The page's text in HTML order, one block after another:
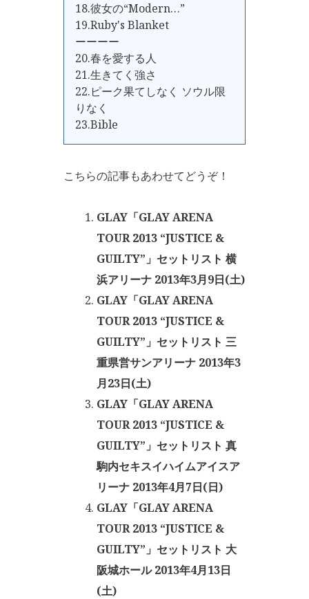
18.彼女の“Modern…”
19.Ruby's Blanket
ーーーー
20.春を愛する人
21.生きてく強さ
22.ピーク果てしなく ソウル限
りなく
23.Bible
こちらの記事もあわせてどうぞ！
GLAY「GLAY ARENA
TOUR 2013 “JUSTICE &
GUILTY”」セットリスト 横
浜アリーナ 2013年3月9日(土)
GLAY「GLAY ARENA
TOUR 2013 “JUSTICE &
GUILTY”」セットリスト 三
重県営サンアリーナ 2013年3
月23日(土)
GLAY「GLAY ARENA
TOUR 2013 “JUSTICE &
GUILTY”」セットリスト 真
駒内セキスイハイムアイスア
リーナ 2013年4月7日(日)
GLAY「GLAY ARENA
TOUR 2013 “JUSTICE &
GUILTY”」セットリスト 大
阪城ホール 2013年4月13日
(土)